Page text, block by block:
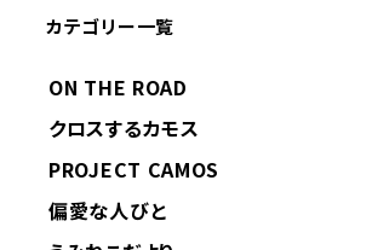
カテゴリー一覧
ON THE ROAD
クロスするカモス
PROJECT CAMOS
偏愛な人びと